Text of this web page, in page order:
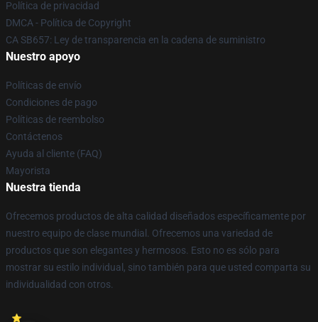
Política de privacidad
DMCA - Política de Copyright
CA SB657: Ley de transparencia en la cadena de suministro
Nuestro apoyo
Políticas de envío
Condiciones de pago
Políticas de reembolso
Contáctenos
Ayuda al cliente (FAQ)
Mayorista
Nuestra tienda
Ofrecemos productos de alta calidad diseñados específicamente por
nuestro equipo de clase mundial. Ofrecemos una variedad de
productos que son elegantes y hermosos. Esto no es sólo para
mostrar su estilo individual, sino también para que usted comparta su
individualidad con otros.